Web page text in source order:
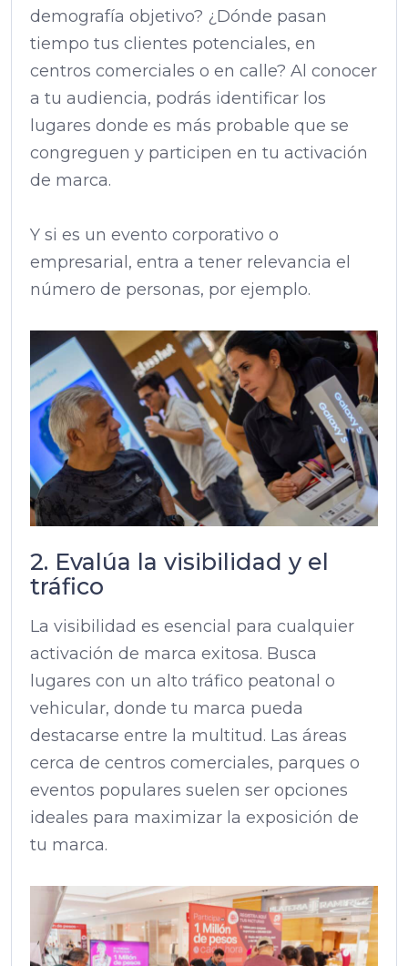
demografía objetivo? ¿Dónde pasan
tiempo tus clientes potenciales, en
centros comerciales o en calle? Al conocer
a tu audiencia, podrás identificar los
lugares donde es más probable que se
congreguen y participen en tu activación
de marca.
Y si es un evento corporativo o
empresarial, entra a tener relevancia el
número de personas, por ejemplo.
2. Evalúa la visibilidad y el
tráfico
La visibilidad es esencial para cualquier
activación de marca exitosa. Busca
lugares con un alto tráfico peatonal o
vehicular, donde tu marca pueda
destacarse entre la multitud. Las áreas
cerca de centros comerciales, parques o
eventos populares suelen ser opciones
ideales para maximizar la exposición de
tu marca.